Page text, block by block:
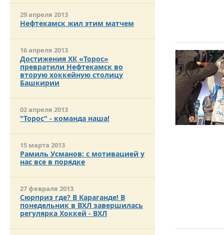
29 апреля 2013
Нефтекамск жил этим матчем
16 апреля 2013
Достижения ХК «Торос»
превратили Нефтекамск во
вторую хоккейную столицу
Башкирии
02 апреля 2013
"Торос" - команда наша!
15 марта 2013
Рамиль Усманов: с мотивацией у
нас все в порядке
27 февраля 2013
Сюрприз где? В Караганде! В
понедельник в ВХЛ завершилась
регулярка Хоккей - ВХЛ